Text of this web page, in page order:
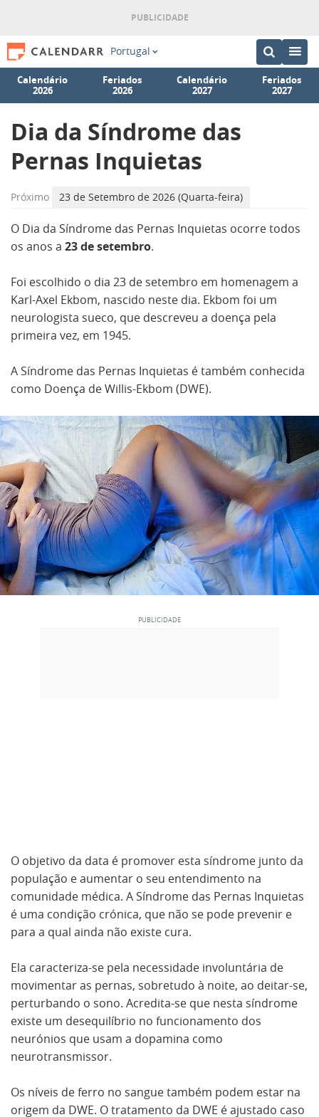
Portugal
Calendário
2026
Feriados
2026
Calendário
2027
Feriados
2027
Dia da Síndrome das
Pernas Inquietas
Próximo 23 de Setembro de 2026 (Quarta-feira)
O Dia da Síndrome das Pernas Inquietas ocorre todos
os anos a 23 de setembro.
Foi escolhido o dia 23 de setembro em homenagem a
Karl-Axel Ekbom, nascido neste dia. Ekbom foi um
neurologista sueco, que descreveu a doença pela
primeira vez, em 1945.
A Síndrome das Pernas Inquietas é também conhecida
como Doença de Willis-Ekbom (DWE).
O objetivo da data é promover esta síndrome junto da
população e aumentar o seu entendimento na
comunidade médica. A Síndrome das Pernas Inquietas
é uma condição crónica, que não se pode prevenir e
para a qual ainda não existe cura.
Ela caracteriza-se pela necessidade involuntária de
movimentar as pernas, sobretudo à noite, ao deitar-se,
perturbando o sono. Acredita-se que nesta síndrome
existe um desequilíbrio no funcionamento dos
neurónios que usam a dopamina como
neurotransmissor.
Os níveis de ferro no sangue também podem estar na
origem da DWE. O tratamento da DWE é ajustado caso